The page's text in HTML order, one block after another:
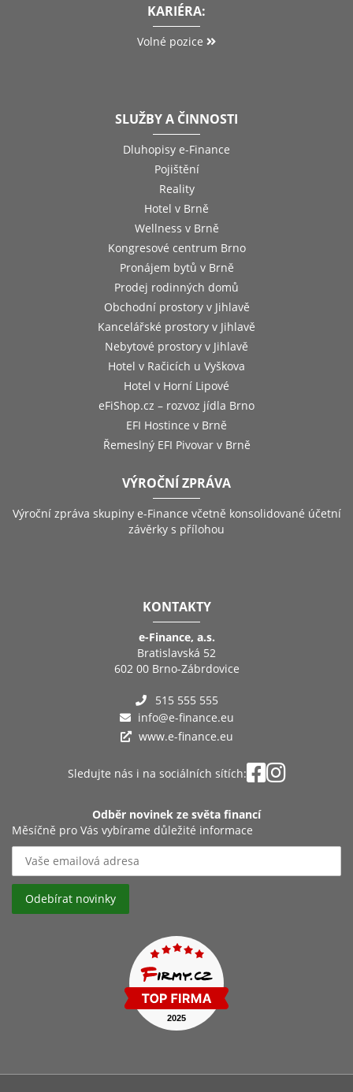
KARIÉRA:
Volné pozice
SLUŽBY A ČINNOSTI
Dluhopisy e-Finance
Pojištění
Reality
Hotel v Brně
Wellness v Brně
Kongresové centrum Brno
Pronájem bytů v Brně
Prodej rodinných domů
Obchodní prostory v Jihlavě
Kancelářské prostory v Jihlavě
Nebytové prostory v Jihlavě
Hotel v Račicích u Vyškova
Hotel v Horní Lipové
eFiShop.cz – rozvoz jídla Brno
EFI Hostince v Brně
Řemeslný EFI Pivovar v Brně
VÝROČNÍ ZPRÁVA
Výroční zpráva skupiny e-Finance včetně konsolidované účetní
závěrky s přílohou
KONTAKTY
e-Finance, a.s.
Bratislavská 52
602 00 Brno-Zábrdovice
515 555 555
info@e-finance.eu
www.e-finance.eu
Sledujte nás i na sociálních sítích:
Odběr novinek ze světa financí
Měsíčně pro Vás vybírame důležité informace